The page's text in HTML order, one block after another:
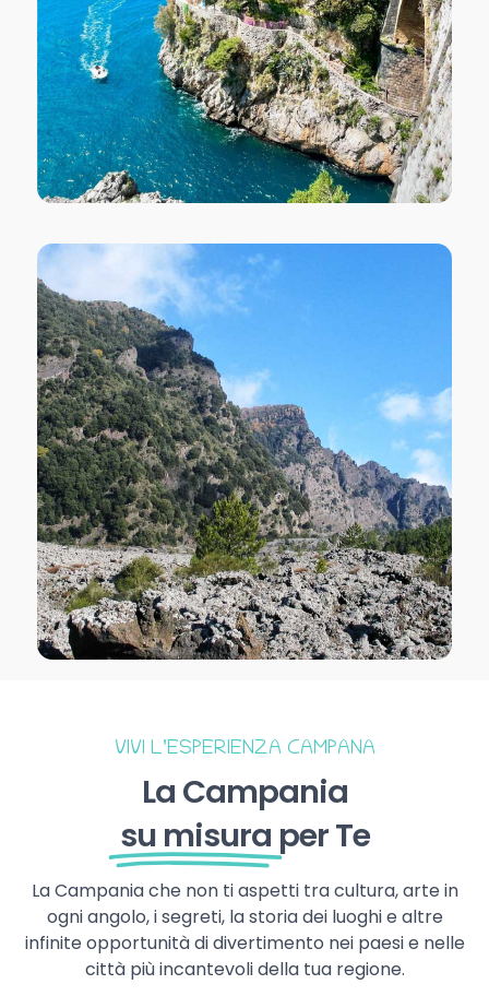
VIVI L’ESPERIENZA CAMPANA
La Campania
su misura per Te
La Campania che non ti aspetti tra cultura, arte in
ogni angolo, i segreti, la storia dei luoghi e altre
infinite opportunità di divertimento nei paesi e nelle
città più incantevoli della tua regione.